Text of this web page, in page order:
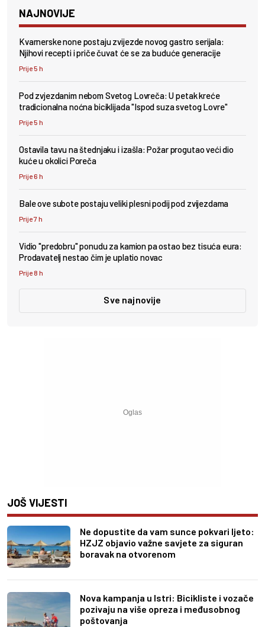
NAJNOVIJE
Kvarnerske none postaju zvijezde novog gastro serijala:
Njihovi recepti i priče čuvat će se za buduće generacije
Prije 5 h
Pod zvjezdanim nebom Svetog Lovreča: U petak kreće
tradicionalna noćna biciklijada "Ispod suza svetog Lovre"
Prije 5 h
Ostavila tavu na štednjaku i izašla: Požar progutao veći dio
kuće u okolici Poreča
Prije 6 h
Bale ove subote postaju veliki plesni podij pod zvijezdama
Prije 7 h
Vidio "predobru" ponudu za kamion pa ostao bez tisuća eura:
Prodavatelj nestao čim je uplatio novac
Prije 8 h
Sve najnovije
JOŠ VIJESTI
Ne dopustite da vam sunce pokvari ljeto:
HZJZ objavio važne savjete za siguran
boravak na otvorenom
Nova kampanja u Istri: Bicikliste i vozače
pozivaju na više opreza i međusobnog
poštovanja